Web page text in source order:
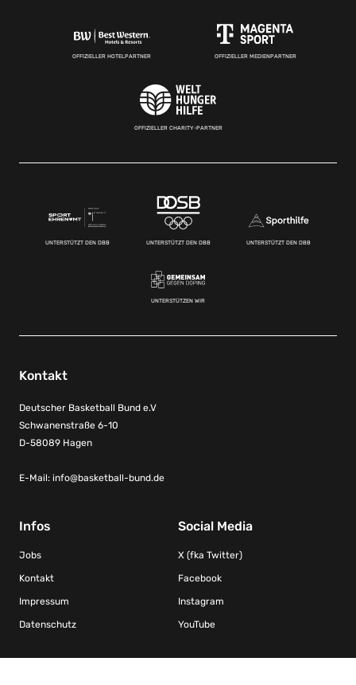
OFFIZIELLER HOTELPARTNER OFFIZIELLER MEDIENPARTNER
OFFIZIELLER CHARITY-PARTNER
UNTERSTÜTZT DEN DBB UNTERSTÜTZT DEN DBB UNTERSTÜTZT DEN DBB
UNTERSTÜTZEN WIR
Kontakt
Deutscher Basketball Bund e.V
Schwanenstraße 6-10
D-58089 Hagen
E-Mail: info@basketball-bund.de
Infos
Jobs
Kontakt
Impressum
Datenschutz
Social Media
X (fka Twitter)
Facebook
Instagram
YouTube